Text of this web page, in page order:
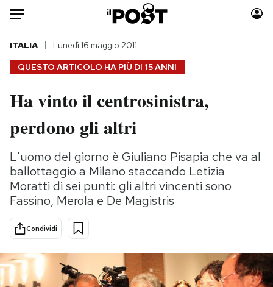
HOME
Italia
Politica
Tecnologia
Internet
Scienza
Cultura
Economia
Moda
Storie/Idee
Ok Boomer!
Media
Europa
QUESTO ARTICOLO HA PIÙ DI 15 ANNI
ITALIA Lunedì 16 maggio 2011
Ha vinto il centrosinistra,
perdono gli altri
L'uomo del giorno è Giuliano Pisapia che va al
ballottaggio a Milano staccando Letizia
Moratti di sei punti: gli altri vincenti sono
Fassino, Merola e De Magistris
Condividi